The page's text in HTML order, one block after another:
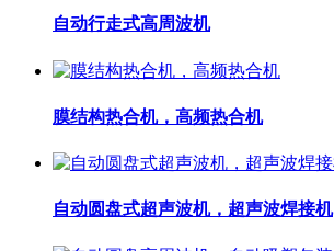
自动行走式高周波机
膜结构热合机，高频热合机
自动圆盘式超声波机，超声波焊接机